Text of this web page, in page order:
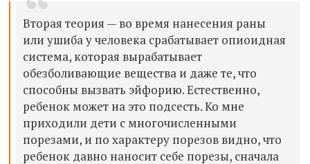
Вторая теория — во время нанесения раны
или ушиба у человека срабатывает опиоидная
система, которая вырабатывает
обезболивающие вещества и даже те, что
способны вызвать эйфорию. Естественно,
ребенок может на это подсесть. Ко мне
приходили дети с многочисленными
порезами, и по характеру порезов видно, что
ребенок давно наносит себе порезы, сначала